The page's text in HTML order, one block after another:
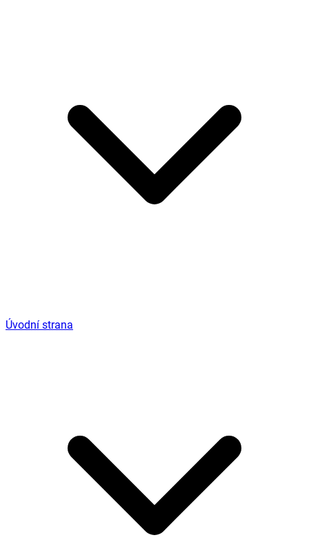
Úvodní strana